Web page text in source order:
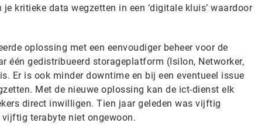
kritieke data wegzetten in een ‘digitale kluis’ waardoor
oplossing met een eenvoudiger beheer voor de
één gedistribueerd storageplatform (Isilon, Networker,
Er is ook minder downtime en bij een eventueel issue
Met de nieuwe oplossing kan de ict-dienst elk
direct inwilligen. Tien jaar geleden was vijftig
terabyte niet ongewoon.